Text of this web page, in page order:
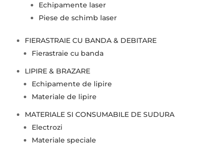
Echipamente laser
Piese de schimb laser
FIERASTRAIE CU BANDA & DEBITARE
Fierastraie cu banda
LIPIRE & BRAZARE
Echipamente de lipire
Materiale de lipire
MATERIALE SI CONSUMABILE DE SUDURA
Electrozi
Materiale speciale